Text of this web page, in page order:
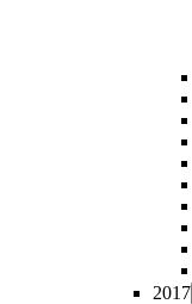
2017